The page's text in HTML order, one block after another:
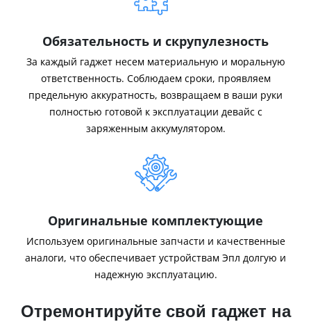
Обязательность и скрупулезность
За каждый гаджет несем материальную и моральную
ответственность. Соблюдаем сроки, проявляем
предельную аккуратность, возвращаем в ваши руки
полностью готовой к эксплуатации девайс с
заряженным аккумулятором.
Оригинальные комплектующие
Используем оригинальные запчасти и качественные
аналоги, что обеспечивает устройствам Эпл долгую и
надежную эксплуатацию.
Отремонтируйте свой гаджет на